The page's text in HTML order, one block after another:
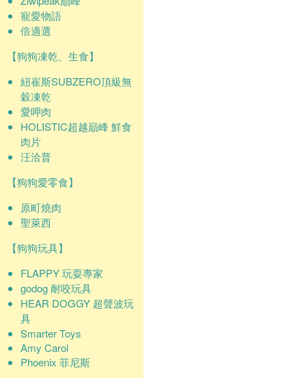
寵愛物語
倍適選
【狗狗凍乾、生食】
紐崔斯SUBZERO頂級無
穀凍乾
愛呷肉
HOLISTIC超越巔峰 鮮食
肉片
汪洽普
【狗狗愛零食】
原町燒肉
聖萊西
【狗狗玩具】
FLAPPY 玩耍專家
godog 耐咬玩具
HEAR DOGGY 超聲波玩
具
Smarter Toys
Amy Carol
Phoenix 菲尼斯